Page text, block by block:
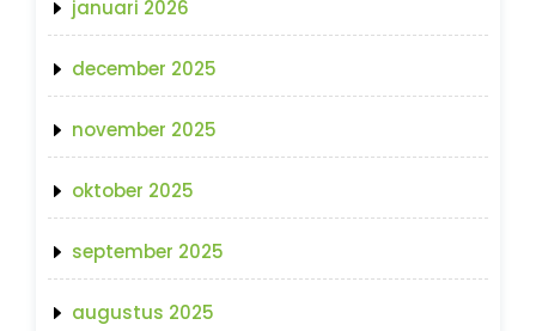
januari 2026
december 2025
november 2025
oktober 2025
september 2025
augustus 2025